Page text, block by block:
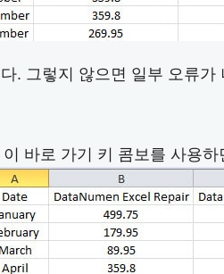
. 그렇지 않으면 일부 오류
바로 가기 키 콤보를 사용